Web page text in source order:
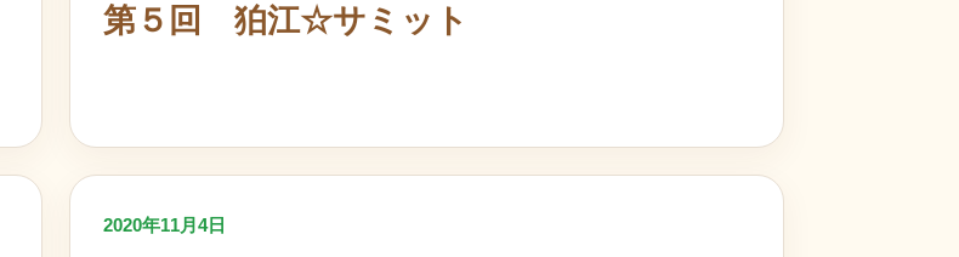
第５回 狛江☆サミット
2020年11月4日